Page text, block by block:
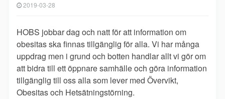
2019-03-28
HOBS jobbar dag och natt för att information om
obesitas ska finnas tillgänglig för alla. Vi har många
uppdrag men i grund och botten handlar allt vi gör om
att bidra till ett öppnare samhälle och göra information
tillgänglig till oss alla som lever med Övervikt,
Obesitas och Hetsätningstörning.